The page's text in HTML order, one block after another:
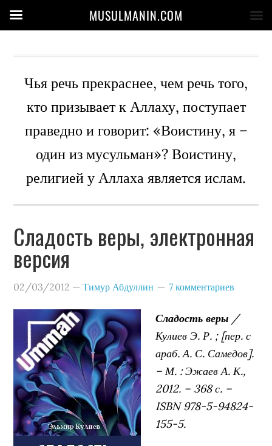
Чья речь прекраснее, чем речь того,
кто призывает к Аллаху, поступает
праведно и говорит: «Воистину, я –
один из мусульман»? Воистину,
религией у Аллаха является ислам.
Сладость веры, электронная
версия
02/03/2012 —Тимур Абдуллин 7 комментариев
Сладость веры /
Кулиев Э. Р. ; [пер. с
араб. А. С. Самедов].
– М. : Эжаев А. К.,
2012. – 368 с. –
ISBN 978-5-94824-
155-5.
MUSULMANIN.COM